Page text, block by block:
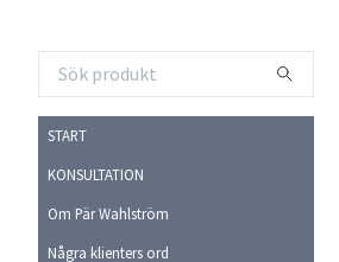
START
KONSULTATION
Om Pär Wahlström
Några klienters ord